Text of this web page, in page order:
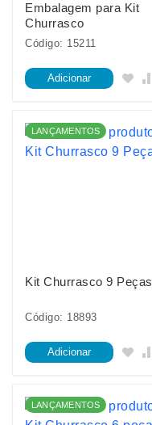
Embalagem para Kit
Churrasco
Código: 15211
Adicionar
LANÇAMENTOS
Kit Churrasco 9 Peças
Código: 18893
Adicionar
LANÇAMENTOS